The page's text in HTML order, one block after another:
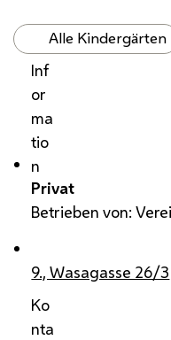
Alle Kindergärten
Inf
or
ma
tio
n
Privat
Betrieben von:
9., Wasagasse 26/3
Ko
nta